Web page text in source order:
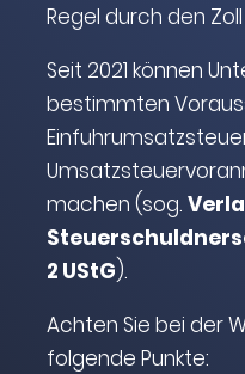
Regel durch den
Seit 2021 können
bestimmten
machen (sog.
2 UStG).
Achten Sie bei der
folgende Punkte: